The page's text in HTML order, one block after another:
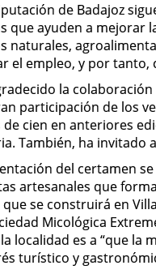
de Badajoz
que ayuden a mejorar
naturales,
el empleo, y por
la
participación de los
cien en anteriores
También, ha invitado
del certamen
artesanales que
se construirá en
Micológica
localidad es a “que la
turístico y